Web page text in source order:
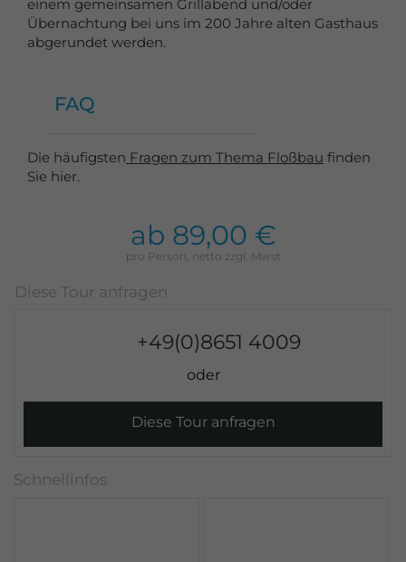
einem gemeinsamen Grillabend und/oder
Übernachtung bei uns im 200 Jahre alten Gasthaus
abgerundet werden.
FAQ
Die häufigsten Fragen zum Thema Floßbau finden
Sie hier.
ab 89,00 €
+49(0)8651 4009
Diese Tour anfragen